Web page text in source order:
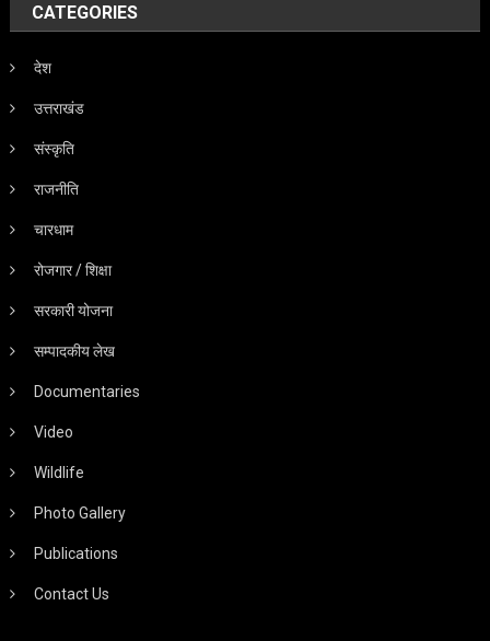
CATEGORIES
देश
उत्तराखंड
संस्कृति
राजनीति
चारधाम
रोजगार / शिक्षा
सरकारी योजना
सम्पादकीय लेख
Documentaries
Video
Wildlife
Photo Gallery
Publications
Contact Us